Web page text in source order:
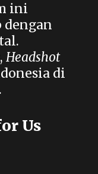
ini
dengan
Headshot
di
Us